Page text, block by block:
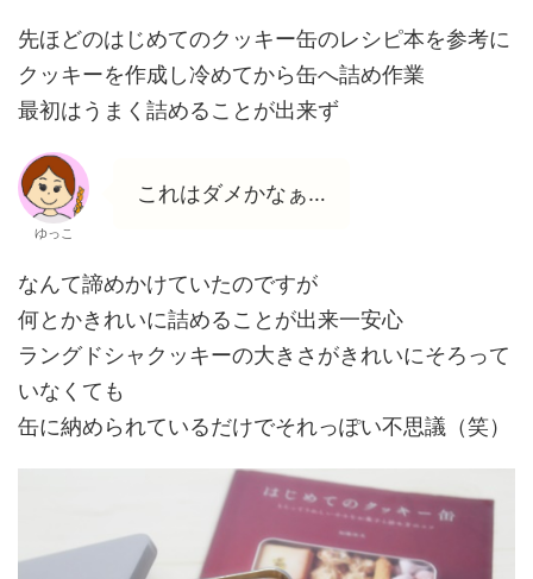
先ほどのはじめてのクッキー缶のレシピ本を参考に
クッキーを作成し冷めてから缶へ詰め作業
最初はうまく詰めることが出来ず
ゆっこ
これはダメかなぁ…
なんて諦めかけていたのですが
何とかきれいに詰めることが出来一安心
ラングドシャクッキーの大きさがきれいにそろって
いなくても
缶に納められているだけでそれっぽい不思議（笑）